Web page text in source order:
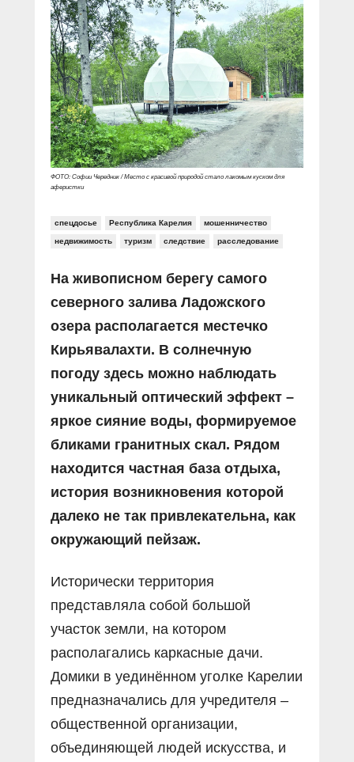
ФОТО: Софии Чередник / Место с красивой природой стало лакомым куском для
аферистки
спецдосье Республика Карелия мошенничество
недвижимость туризм следствие расследование
На живописном берегу самого
северного залива Ладожского
озера располагается местечко
Кирьявалахти. В солнечную
погоду здесь можно наблюдать
уникальный оптический эффект –
яркое сияние воды, формируемое
бликами гранитных скал. Рядом
находится частная база отдыха,
история возникновения которой
далеко не так привлекательна, как
окружающий пейзаж.
Исторически территория
представляла собой большой
участок земли, на котором
располагались каркасные дачи.
Домики в уединённом уголке Карелии
предназначались для учредителя –
общественной организации,
объединяющей людей искусства, и